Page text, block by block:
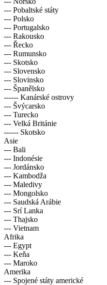
--- Pobaltské státy
--- Polsko
--- Portugalsko
--- Rakousko
--- Řecko
--- Rumunsko
--- Skotsko
--- Slovensko
--- Slovinsko
--- Španělsko
------ Kanárské ostrovy
--- Švýcarsko
--- Turecko
--- Velká Británie
------ Skotsko
Asie
--- Bali
--- Indonésie
--- Jordánsko
--- Kambodža
--- Maledivy
--- Mongolsko
--- Saudská Arábie
--- Srí Lanka
--- Thajsko
--- Vietnam
Afrika
--- Egypt
--- Keňa
--- Maroko
Amerika
--- Spojené státy americké